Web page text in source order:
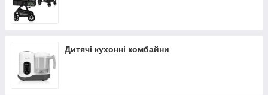
Дитячі кухонні комбайни